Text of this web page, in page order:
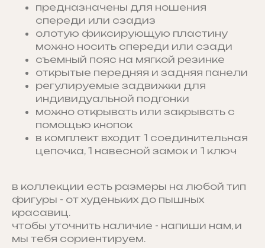
предназначены для ношения
спереди или сзадиз
олотую фиксирующую пластину
можно носить спереди или сзади
съемный пояс на мягкой резинке
открытые передняя и задняя панели
регулируемые задвижки для
индивидуальной подгонки
можно открывать или закрывать с
помощью кнопок
в комплект входит 1 соединительная
цепочка, 1 навесной замок и 1 ключ
в коллекции есть размеры на любой тип
фигуры - от худеньких до пышных
красавиц.
чтобы уточнить наличие - напиши нам, и
мы тебя сориентируем.